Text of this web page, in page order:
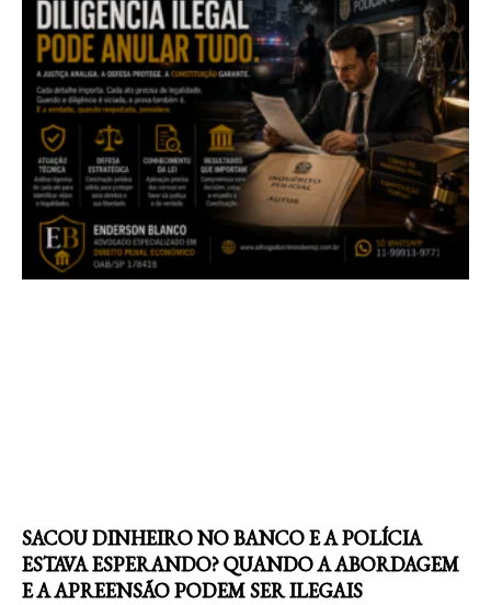
SACOU DINHEIRO NO BANCO E A POLÍCIA
ESTAVA ESPERANDO? QUANDO A ABORDAGEM
E A APREENSÃO PODEM SER ILEGAIS